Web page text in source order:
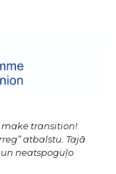
transition!
atbalstu. Tajā
neatspoguļo